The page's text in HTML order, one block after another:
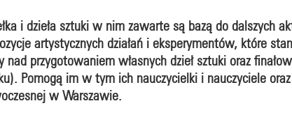
i dzieła sztuki w nim zawarte są bazą do dalszych
artystycznych działań i eksperymentów, które
nad przygotowaniem własnych dzieł sztuki oraz
Pomogą im w tym ich nauczycielki i nauczyciele
w Warszawie.